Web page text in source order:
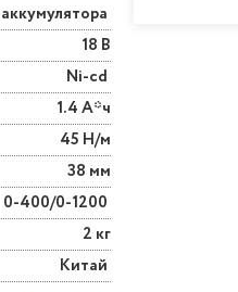
18 В
Ni-cd
1.4 А*ч
45 Н/м
38 мм
0-400/0-1200
2 кг
Китай